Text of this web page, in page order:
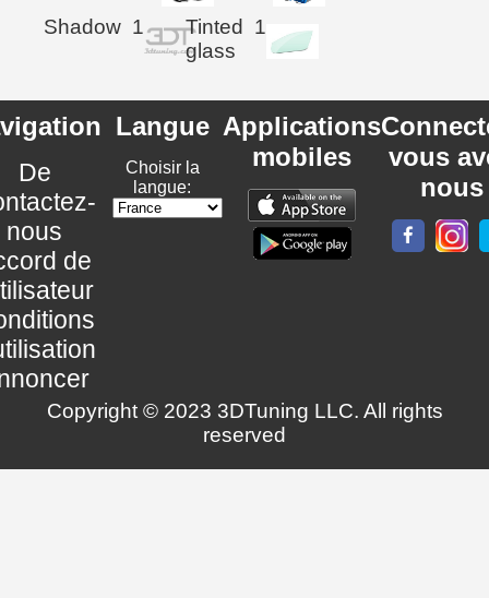
Shadow 1
Tinted
glass
1
De
nous
de
Langue
Choisir la
langue:
Applications
mobiles
vous
nous
Copyright © 2023 3DTuning LLC. All rights
reserved